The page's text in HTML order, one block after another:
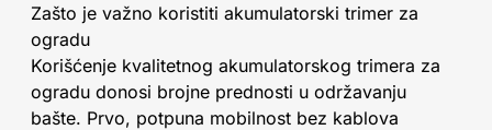
Zašto je važno koristiti akumulatorski trimer za
ogradu
Korišćenje kvalitetnog akumulatorskog trimera za
ogradu donosi brojne prednosti u održavanju
bašte. Prvo, potpuna mobilnost bez kablova